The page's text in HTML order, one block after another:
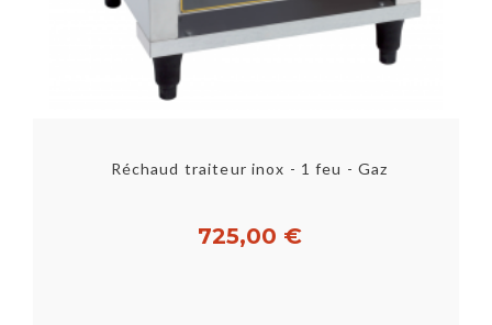
Réchaud traiteur inox - 1 feu - Gaz
725,00 €